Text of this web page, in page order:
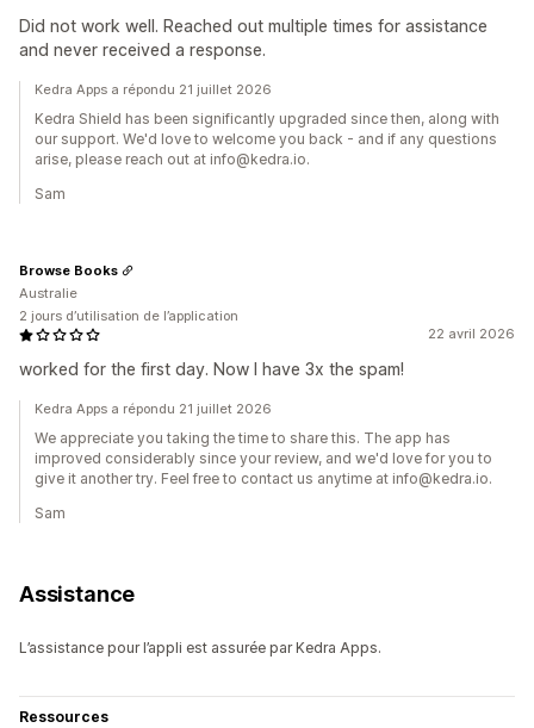
Did not work well. Reached out multiple times for assistance
and never received a response.
Kedra Apps a répondu 21 juillet 2026
Kedra Shield has been significantly upgraded since then, along with
our support. We'd love to welcome you back - and if any questions
arise, please reach out at info@kedra.io.
Sam
22 avril 2026
worked for the first day. Now I have 3x the spam!
Browse Books
Australie
2 jours d’utilisation de l’application
Kedra Apps a répondu 21 juillet 2026
We appreciate you taking the time to share this. The app has
improved considerably since your review, and we'd love for you to
give it another try. Feel free to contact us anytime at info@kedra.io.
Sam
Assistance
L’assistance pour l’appli est assurée par Kedra Apps.
Ressources